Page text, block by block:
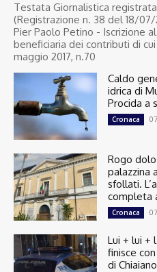
Testata Giornalistica
(Registrazione n. 38 del 18/
Pier Paolo Petino - Iscrizione
beneficiaria dei contributi di
maggio 2017, n.70
Caldo
idrica di
Procida a
Cronaca
Rogo
palazzina
sfollati.
completa
Cronaca
Lui + lui +
finisce
di